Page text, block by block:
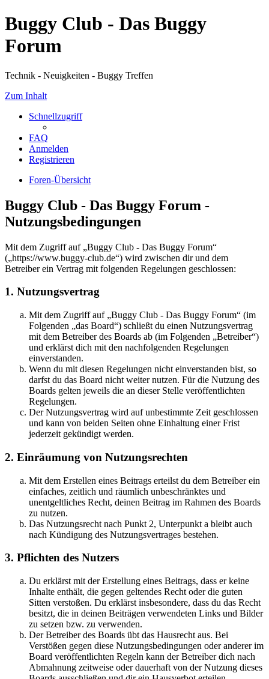
Buggy Club - Das Buggy
Forum
Technik - Neuigkeiten - Buggy Treffen
Zum Inhalt
Schnellzugriff
FAQ
Anmelden
Registrieren
Foren-Übersicht
Buggy Club - Das Buggy Forum -
Nutzungsbedingungen
Mit dem Zugriff auf „Buggy Club - Das Buggy Forum“
(„https://www.buggy-club.de“) wird zwischen dir und dem
Betreiber ein Vertrag mit folgenden Regelungen geschlossen:
1. Nutzungsvertrag
Mit dem Zugriff auf „Buggy Club - Das Buggy Forum“ (im
Folgenden „das Board“) schließt du einen Nutzungsvertrag
mit dem Betreiber des Boards ab (im Folgenden „Betreiber“)
und erklärst dich mit den nachfolgenden Regelungen
einverstanden.
Wenn du mit diesen Regelungen nicht einverstanden bist, so
darfst du das Board nicht weiter nutzen. Für die Nutzung des
Boards gelten jeweils die an dieser Stelle veröffentlichten
Regelungen.
Der Nutzungsvertrag wird auf unbestimmte Zeit geschlossen
und kann von beiden Seiten ohne Einhaltung einer Frist
jederzeit gekündigt werden.
2. Einräumung von Nutzungsrechten
Mit dem Erstellen eines Beitrags erteilst du dem Betreiber ein
einfaches, zeitlich und räumlich unbeschränktes und
unentgeltliches Recht, deinen Beitrag im Rahmen des Boards
zu nutzen.
Das Nutzungsrecht nach Punkt 2, Unterpunkt a bleibt auch
nach Kündigung des Nutzungsvertrages bestehen.
3. Pflichten des Nutzers
Du erklärst mit der Erstellung eines Beitrags, dass er keine
Inhalte enthält, die gegen geltendes Recht oder die guten
Sitten verstoßen. Du erklärst insbesondere, dass du das Recht
besitzt, die in deinen Beiträgen verwendeten Links und Bilder
zu setzen bzw. zu verwenden.
Der Betreiber des Boards übt das Hausrecht aus. Bei
Verstößen gegen diese Nutzungsbedingungen oder anderer im
Board veröffentlichten Regeln kann der Betreiber dich nach
Abmahnung zeitweise oder dauerhaft von der Nutzung dieses